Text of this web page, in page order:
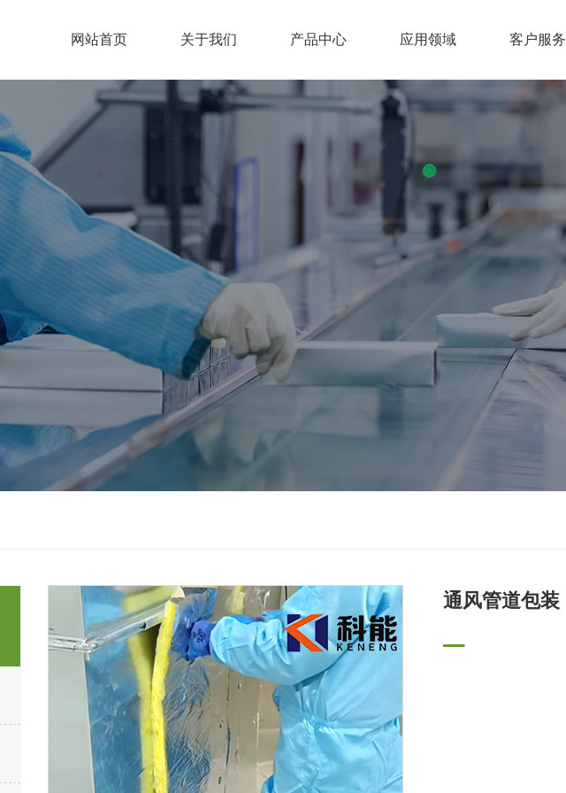
网站首页 关于我们 产品中心 应用领域 客户服务
通风管道包装